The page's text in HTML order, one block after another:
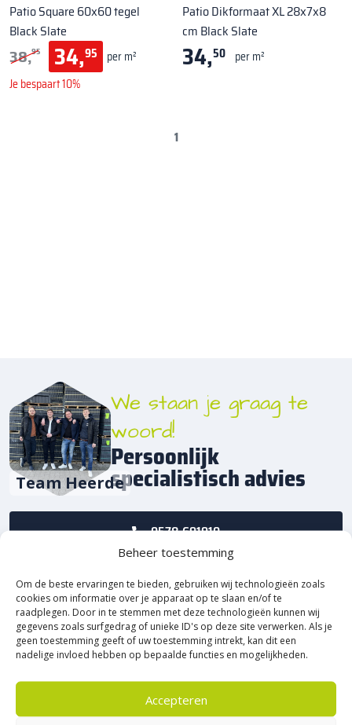
Beheer toestemming
Om de beste ervaringen te bieden, gebruiken wij technologieën zoals
cookies om informatie over je apparaat op te slaan en/of te
raadplegen. Door in te stemmen met deze technologieën kunnen wij
gegevens zoals surfgedrag of unieke ID's op deze site verwerken. Als je
geen toestemming geeft of uw toestemming intrekt, kan dit een
nadelige invloed hebben op bepaalde functies en mogelijkheden.
Accepteren
Patio Square 60x60 tegel
Black Slate
38,95 34,95
per m²
Je bespaart 10%
Patio Dikformaat XL 28x7x8
cm Black Slate
34,50 per m²
1
Team Heerde
We staan je graag te
woord!
Persoonlijk
specialistisch advies
0578-691910
ff met ons appen? Kan ook!
Schrijf je in voor onze nieuwsbrief en maak
automatisch kans
Word VIP en ontdek als eerste de nieuwste inspiratie, slimme
onderhoudstips en exclusieve acties